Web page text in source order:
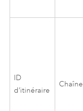
ID
d’itinéraire
Chaîne